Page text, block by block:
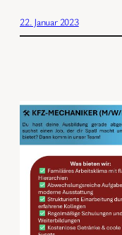
22. Januar 2023